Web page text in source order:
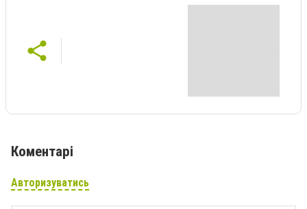
Коментарі
Авторизуватись